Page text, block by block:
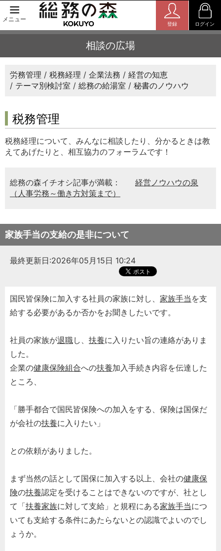
メニュー
登録 ログイン
相談の広場
労務管理 税務経理 企業法務
経営の知恵
テーマ別検討室
総務の給湯室 秘書のノウハウ
税務管理
税務経理について、みんなに相談したり、分かるときは教
えてあげたりと、相互協力のフォーラムです！
総務の森イチオシ記事が満載：
経営ノウハウの泉
（人事労務～働き方対策まで）
家族手当の支給の是非について
最終更新日:2026年05月15日 10:24
国民皆保険に加入する社員の家族に対し、 家族手当 を支
給する必要があるか否かをお聞きしたいです。
社員の家族が退職し、 扶養に入りたい旨の連絡がありま
した。
企業の健康保険組合への扶養加入手続き内容を伝達した
ところ、
「勝手都合で国民皆保険への加入をする、保険は国保だ
が会社の扶養に入りたい」
との依頼がありました。
まず当然の話として国保に加入する以上、会社の健康保
険の扶養認定を受けることはできないのですが、社とし
て「扶養家族に対して支給」と規程にある家族手当につ
いても支給する条件にあたらないとの認識でよいのでし
ょうか。